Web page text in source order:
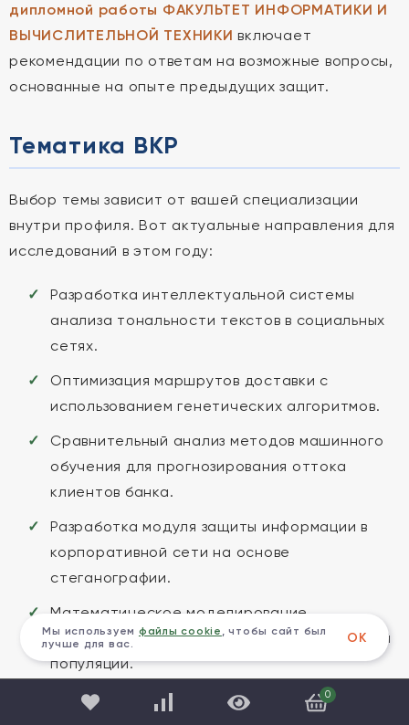
дипломной работы ФАКУЛЬТЕТ ИНФОРМАТИКИ И
ВЫЧИСЛИТЕЛЬНОЙ ТЕХНИКИ включает
рекомендации по ответам на возможные вопросы,
основанные на опыте предыдущих защит.
Тематика ВКР
Выбор темы зависит от вашей специализации
внутри профиля. Вот актуальные направления для
исследований в этом году:
Разработка интеллектуальной системы
анализа тональности текстов в социальных
сетях.
Оптимизация маршрутов доставки с
использованием генетических алгоритмов.
Сравнительный анализ методов машинного
обучения для прогнозирования оттока
клиентов банка.
Разработка модуля защиты информации в
корпоративной сети на основе
стеганографии.
Математическое моделирование
эпидемиологических процессов в замкнутой
популяции.
Создание рекомендательной системы для
0
Мы используем файлы cookie , чтобы сайт был
лучше для вас.
ОК